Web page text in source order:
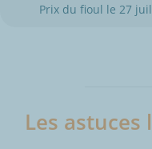
Prix du fioul le 27
Les